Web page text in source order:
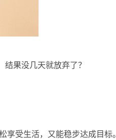
果没几天就放弃了？
享受生活，又能稳步达成目标。